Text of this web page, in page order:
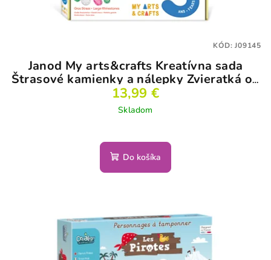
Janod My arts&crafts Kreatívna sada
Štrasové kamienky a nálepky Zvieratká od
3 rokov
13,99 €
Skladom
Do košíka
KÓD:J09145